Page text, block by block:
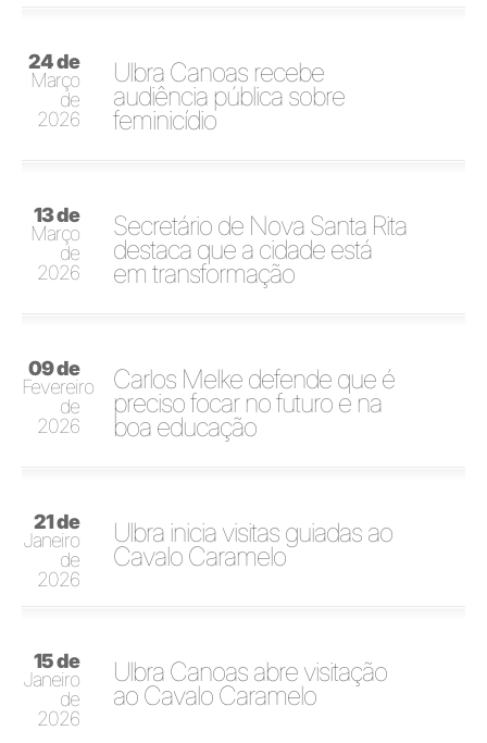
24 de
Março
de
2026
Ulbra Canoas recebe
audiência pública sobre
feminicídio
13 de
Março
de
2026
Secretário de Nova Santa Rita
destaca que a cidade está
em transformação
09 de
Fevereiro
de
2026
Carlos Melke defende que é
preciso focar no futuro e na
boa educação
21 de
Janeiro
de
2026
Ulbra inicia visitas guiadas ao
Cavalo Caramelo
15 de
Janeiro
de
2026
Ulbra Canoas abre visitação
ao Cavalo Caramelo